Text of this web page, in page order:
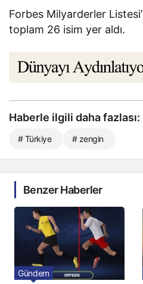
Forbes Milyarderler
toplam 26 isim yer aldı.
Haberle ilgili daha fazlası:
# Türkiye # zengin
Benzer Haberler
Gündem